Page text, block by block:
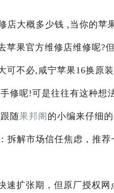
店大概多少钱 ,当你的苹
苹果官方维修店维修呢?
可不必,咸宁苹果16换原
修呢!可是往往有这种想
随果邦阁 的小编来仔细
拆解市场信任焦虑，推
速扩张期，但原厂授权